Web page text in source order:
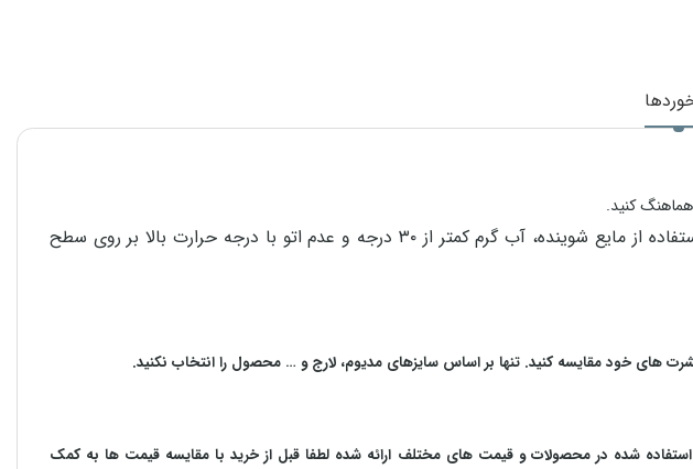
کنید.
برای استحکام و دوام هر چه بیشتر محصولات در امر شستشو، پشت و رو کردن لباس قبل از شستشو، استفاده از مایع شوینده، آب گرم کمتر از ۳۰ درجه و عدم اتو با درجه حرارت بالا بر روی سطح
های خود مقایسه کنید. تنها بر اساس سایزهای مدیوم، لارج و … محصول را انتخاب نکنید.
شده در محصولات و قیمت های مختلف ارائه شده لطفا قبل از خرید با مقایسه قیمت ها به کمک